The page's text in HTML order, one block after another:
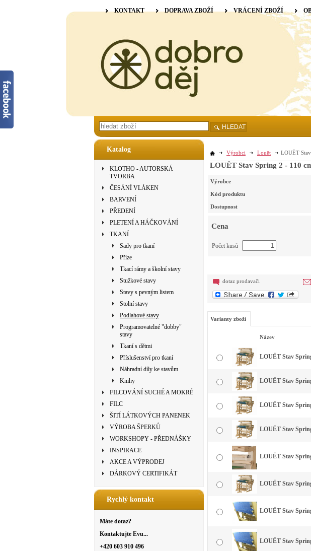
Katalog
KLOTHO - AUTORSKÁ
TVORBA
ČESÁNÍ VLÁKEN
BARVENÍ
PŘEDENÍ
PLETENÍ A HÁČKOVÁNÍ
TKANÍ
Sady pro tkaní
Příze
Tkací rámy a školní stavy
Stužkové stavy
Stavy s pevným listem
Stolní stavy
Podlahové stavy
Programovatelné "dobby"
stavy
Tkaní s dětmi
Příslušenství pro tkaní
Náhradní díly ke stavům
Knihy
FILCOVÁNÍ SUCHÉ A MOKRÉ
FILC
ŠITÍ LÁTKOVÝCH PANENEK
VÝROBA ŠPERKŮ
WORKSHOPY - PŘEDNÁŠKY
INSPIRACE
AKCE A VÝPRODEJ
DÁRKOVÝ CERTIFIKÁT
Rychlý kontakt
Máte dotaz?
Kontaktujte Evu...
+420 603 910 496
Výrobci Louët LOUËT
LOUËT Stav Spring 2 - 110
Výrobce
Kód produktu
Dostupnost
Cena
Počet kusů
dotaz prodavači
Varianty zboží
Název
LOUËT Stav
LOUËT Stav
LOUËT Stav
LOUËT Stav
LOUËT Stav
LOUËT Stav
LOUËT Stav
LOUËT Stav
KONTAKT DOPRAVA ZBOŽÍ VRÁCENÍ ZBOŽÍ
HLEDAT